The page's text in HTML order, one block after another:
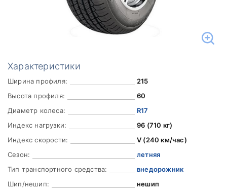
Характеристики
Ширина профиля:
215
Высота профиля:
60
Диаметр колеса:
R17
Индекс нагрузки:
96 (710 кг)
Индекс скорости:
V (240 км/час)
Сезон:
летняя
Тип транспортного средства:
внедорожник
Шип/нешип:
нешип